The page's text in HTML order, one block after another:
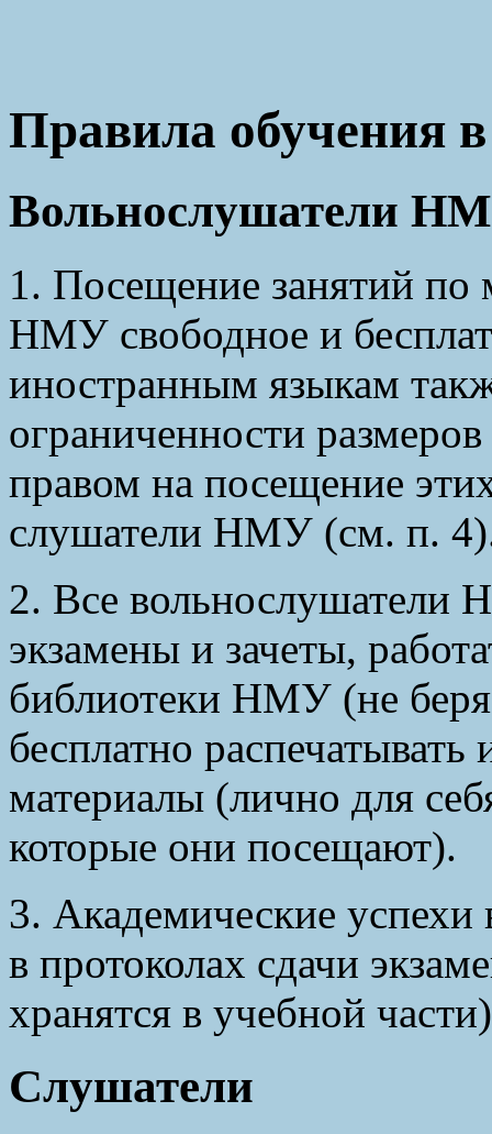
Правила обучения
Вольнослушатели
1. Посещение занятий
НМУ свободное и
иностранным языкам
ограниченности
правом на посещение
слушатели НМУ (см. п.
2. Все вольнослушатели
экзамены и зачеты,
библиотеки НМУ (не
бесплатно
материалы (лично для
которые они посещают).
3. Академические
в протоколах сдачи
хранятся в учебной
Слушатели